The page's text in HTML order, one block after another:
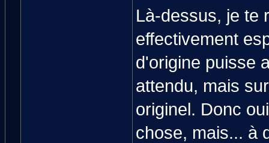
Là-dessus, je te
effectivement
d'origine puisse
attendu, mais
originel. Donc
chose, mais... à